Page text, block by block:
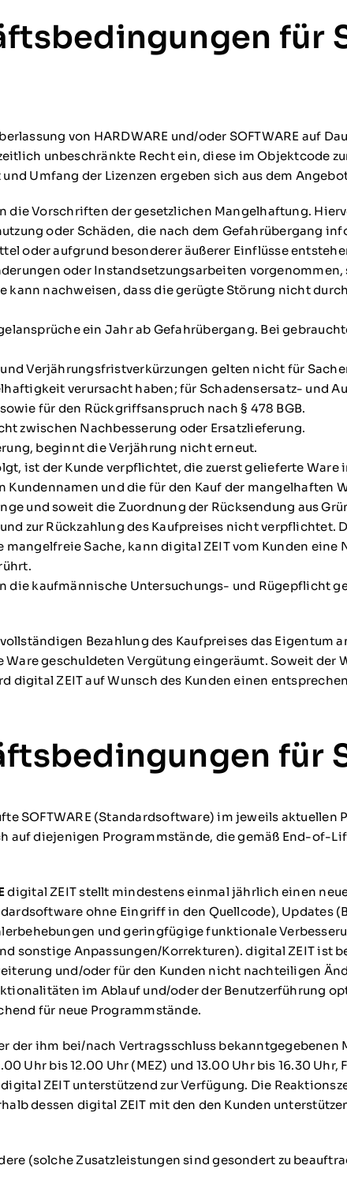
für
von HARDWARE und/oder SOFTWARE auf
unbeschränkte Recht ein, diese im Objektcode
Umfang der Lizenzen ergeben sich aus dem
die Vorschriften der gesetzlichen Mangelhaftung.
oder Schäden, die nach dem Gefahrübergang
oder aufgrund besonderer äußerer Einflüsse
oder Instandsetzungsarbeiten
kann nachweisen, dass die gerügte Störung nicht
ein Jahr ab Gefahrübergang. Bei
Verjährungsfristverkürzungen gelten nicht für
verursacht haben; für Schadensersatz- und
für den Rückgriffsanspruch nach § 478 BGB.
zwischen Nachbesserung oder Ersatzlieferung.
beginnt die Verjährung nicht erneut.
ist der Kunde verpflichtet, die zuerst gelieferte Ware
Kundennamen und die für den Kauf der mangelhaften
und soweit die Zuordnung der Rücksendung aus
zur Rückzahlung des Kaufpreises nicht verpflichtet.
Sache, kann digital ZEIT vom Kunden eine
die kaufmännische Untersuchungs- und Rügepflicht
Bezahlung des Kaufpreises das Eigentum
geschuldeten Vergütung eingeräumt. Soweit der
digital ZEIT auf Wunsch des Kunden einen
für
SOFTWARE (Standardsoftware) im jeweils aktuellen
auf diejenigen Programmstände, die gemäß End-of-
digital ZEIT stellt mindestens einmal jährlich einen
ohne Eingriff in den Quellcode), Updates
und geringfügige funktionale
sonstige Anpassungen/Korrekturen). digital ZEIT
und/oder für den Kunden nicht nachteiligen
im Ablauf und/oder der Benutzerführung
für neue Programmstände.
der ihm bei/nach Vertragsschluss
Uhr bis 12.00 Uhr (MEZ) und 13.00 Uhr bis 16.30 Uhr,
ZEIT unterstützend zur Verfügung. Die
dessen digital ZEIT mit den den Kunden
(solche Zusatzleistungen sind gesondert zu